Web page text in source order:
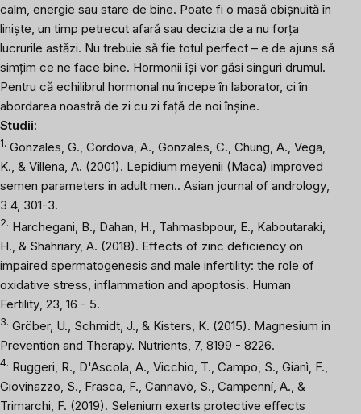
calm, energie sau stare de bine. Poate fi o masă obișnuită în
liniște, un timp petrecut afară sau decizia de a nu forța
lucrurile astăzi. Nu trebuie să fie totul perfect – e de ajuns să
simțim ce ne face bine. Hormonii își vor găsi singuri drumul.
Pentru că echilibrul hormonal nu începe în laborator, ci în
abordarea noastră de zi cu zi față de noi înșine.
Studii:
1. Gonzales, G., Cordova, A., Gonzales, C., Chung, A., Vega,
K., & Villena, A. (2001). Lepidium meyenii (Maca) improved
semen parameters in adult men.. Asian journal of andrology
3 4, 301-3.
2. Harchegani, B., Dahan, H., Tahmasbpour, E., Kaboutaraki,
H., & Shahriary, A. (2018). Effects of zinc deficiency on
impaired spermatogenesis and male infertility: the role of
oxidative stress, inflammation and apoptosis. Human
Fertility , 23, 16 - 5.
3. Gröber, U., Schmidt, J., & Kisters, K. (2015). Magnesium in
Prevention and Therapy. Nutrients , 7, 8199 - 8226.
4. Ruggeri, R., D'Ascola, A., Vicchio, T., Campo, S., Gianì, F.,
Giovinazzo, S., Frasca, F., Cannavò, S., Campenní, A., &
Trimarchi, F. (2019). Selenium exerts protective effects